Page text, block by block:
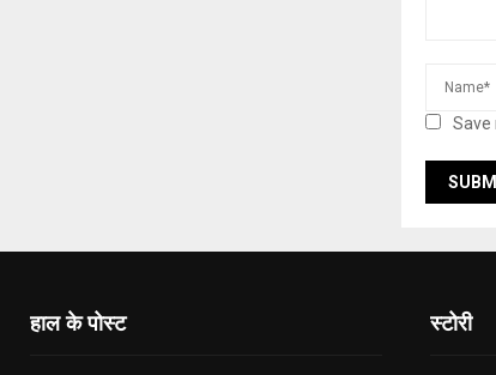
Save
हाल के पोस्ट स्टोरी